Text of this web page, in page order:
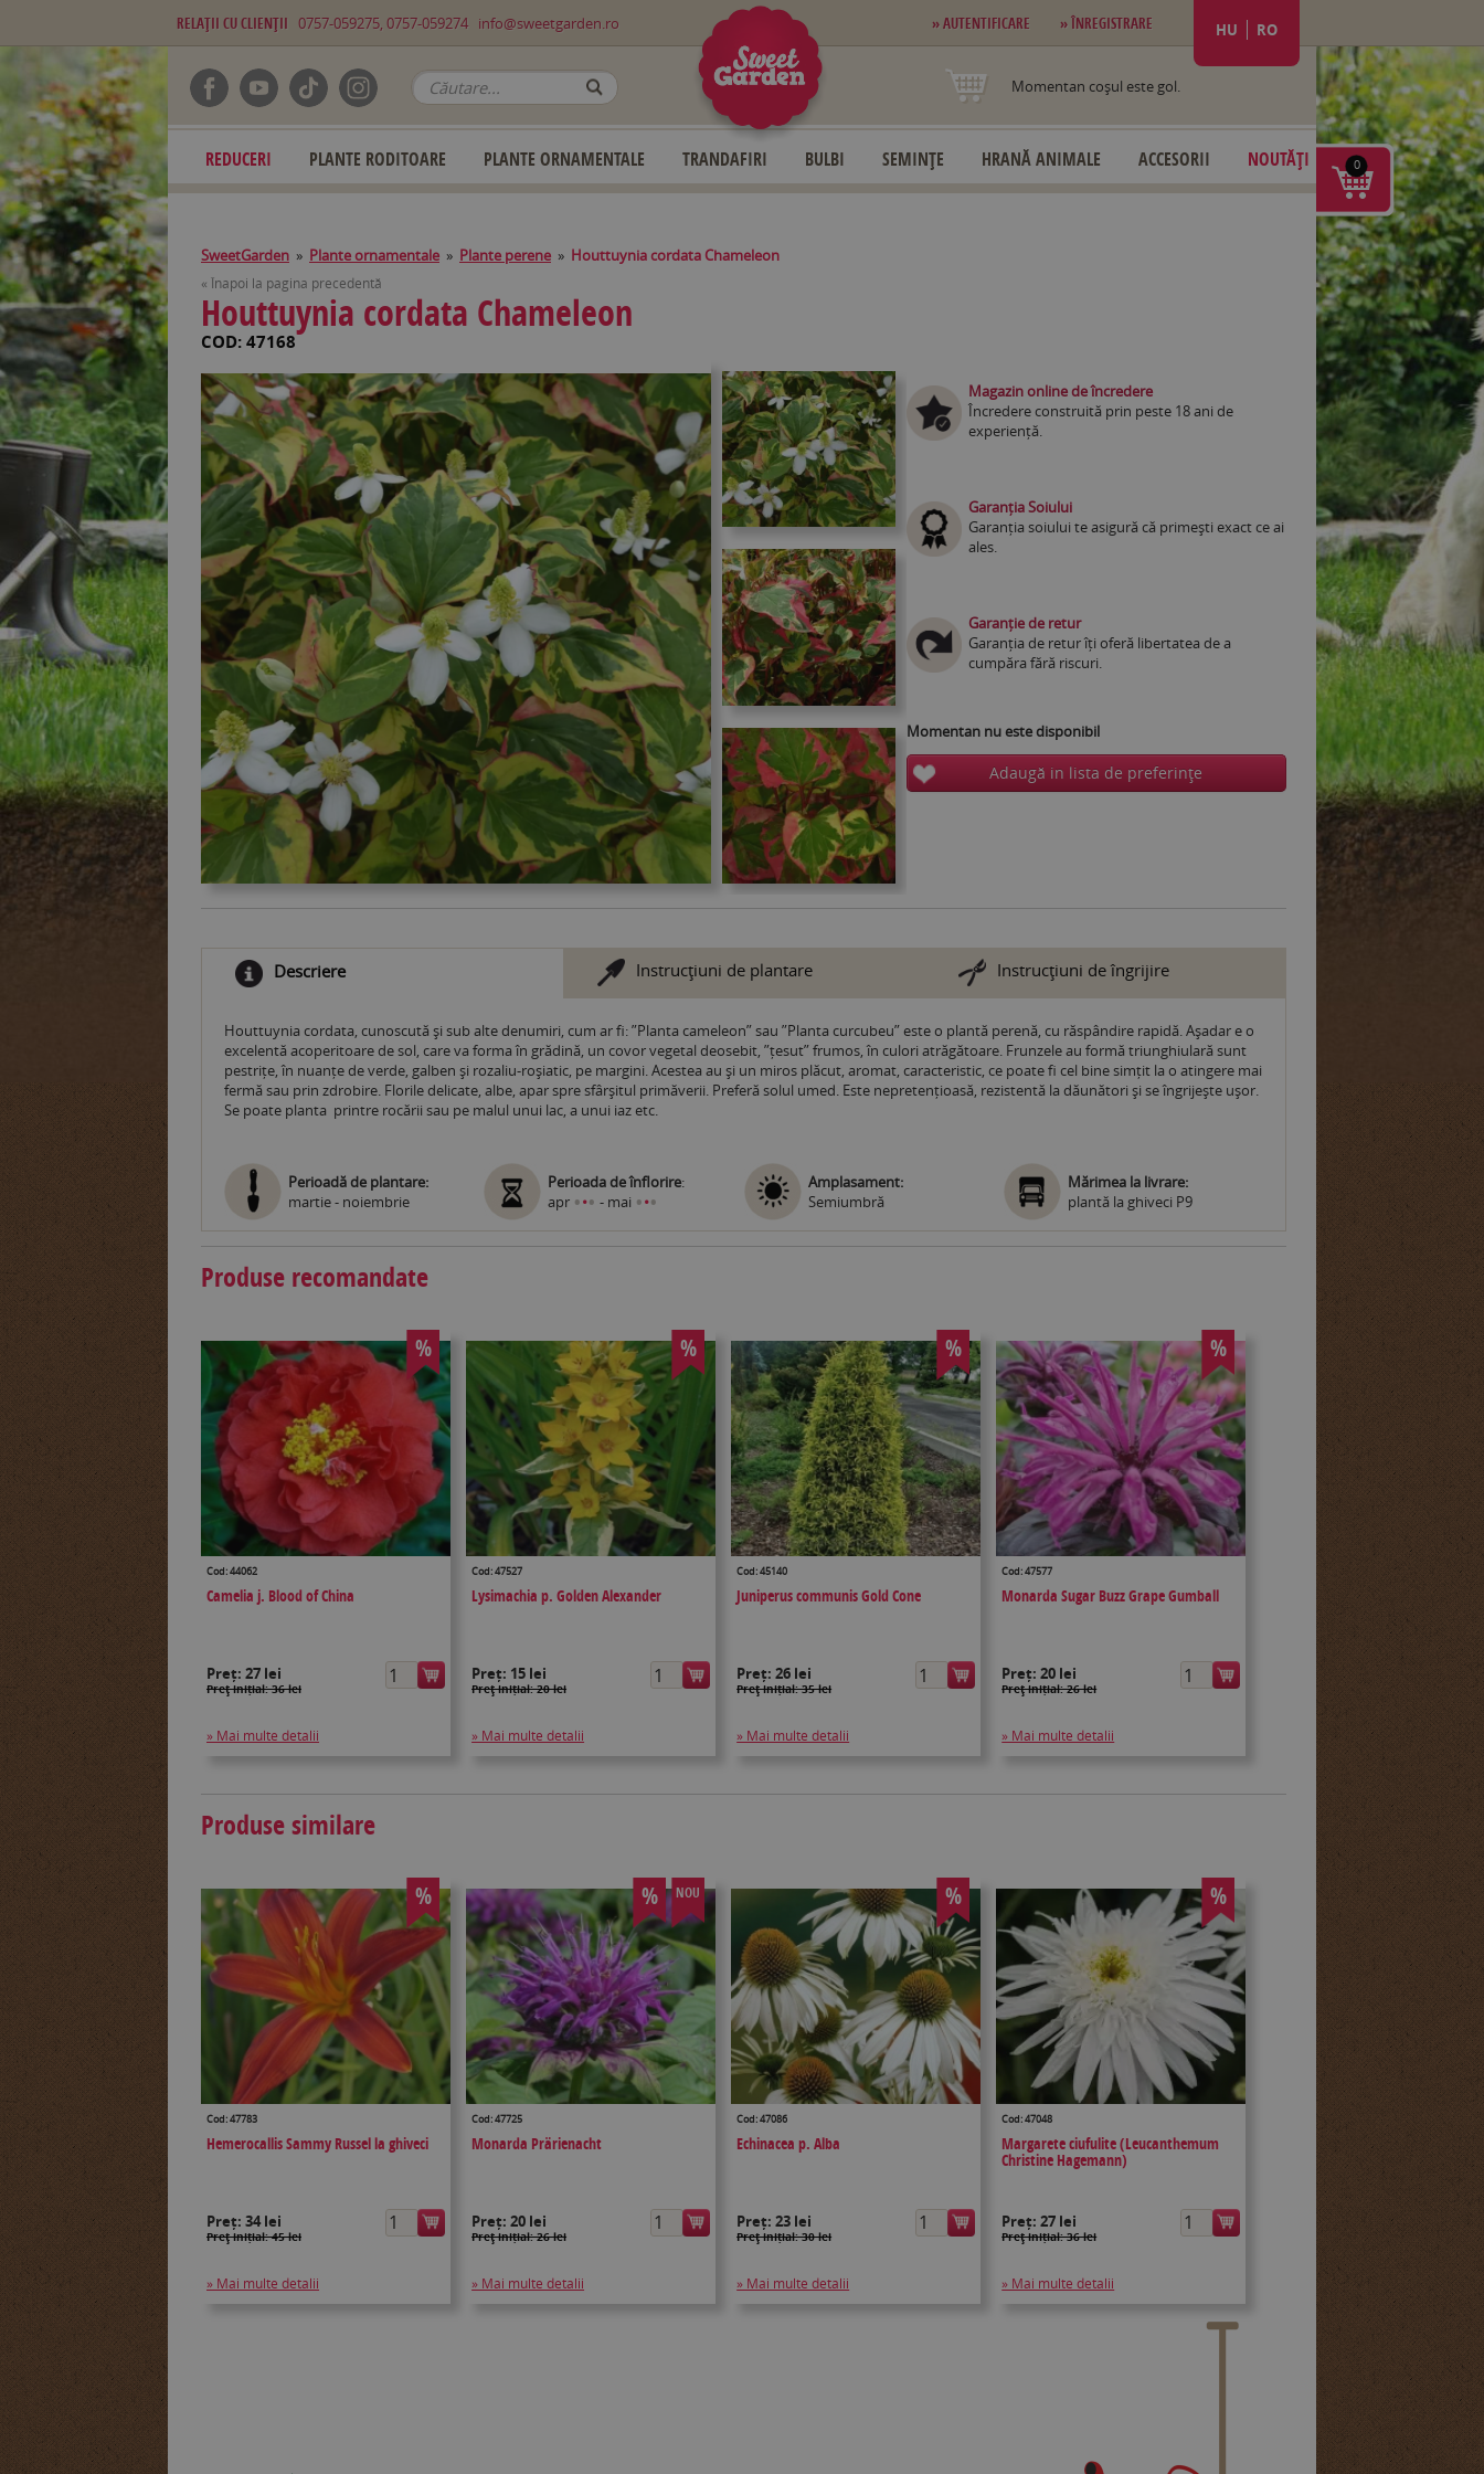
RELAŢII CU CLIENŢII 0757-059275, 0757-059274 info@sweetgarden.ro » AUTENTIFICARE » ÎNREGISTRARE HU RO
Momentan coşul este gol.
REDUCERI PLANTE RODITOARE PLANTE ORNAMENTALE TRANDAFIRI BULBI SEMINȚE HRANĂ ANIMALE ACCESORII NOUTĂȚI
SweetGarden » Plante ornamentale » Plante perene » Houttuynia cordata Chameleon
« Înapoi la pagina precedentă
Houttuynia cordata Chameleon
COD: 47168
Magazin online de încredere
Încredere construită prin peste 18 ani de
experiență.
Garanția Soiului
Garanția soiului te asigură că primești exact ce ai
ales.
Garanție de retur
Garanția de retur îți oferă libertatea de a
cumpăra fără riscuri.
Momentan nu este disponibil
Adaugă in lista de preferinţe
Descriere Instrucţiuni de plantare Instrucţiuni de îngrijire
Houttuynia cordata, cunoscută și sub alte denumiri, cum ar fi: ”Planta cameleon” sau ”Planta curcubeu” este o plantă perenă, cu răspândire rapidă. Așadar e o
excelentă acoperitoare de sol, care va forma în grădină, un covor vegetal deosebit, ”țesut” frumos, în culori atrăgătoare. Frunzele au formă triunghiulară sunt
pestrițe, în nuanțe de verde, galben și rozaliu-roșiatic, pe margini. Acestea au și un miros plăcut, aromat, caracteristic, ce poate fi cel bine simțit la o atingere mai
fermă sau prin zdrobire. Florile delicate, albe, apar spre sfârșitul primăverii. Preferă solul umed. Este nepretențioasă, rezistentă la dăunători și se îngrijește ușor.
Se poate planta printre rocării sau pe malul unui lac, a unui iaz etc.
Perioadă de plantare:
martie - noiembrie
Perioada de înflorire:
apr ••• - mai •••
Amplasament:
Semiumbră
Mărimea la livrare:
plantă la ghiveci P9
Produse recomandate
%
Cod: 44062
Camelia j. Blood of China
Preț: 27 lei
Preţ inițial: 36 lei
» Mai multe detalii
%
Cod: 47527
Lysimachia p. Golden Alexander
Preț: 15 lei
Preţ inițial: 20 lei
» Mai multe detalii
%
Cod: 45140
Juniperus communis Gold Cone
Preț:26 lei
Preţ inițial: 35 lei
» Mai multe detalii
%
Cod: 47577
Monarda Sugar Buzz Grape Gumball
Preț:20 lei
Preţ inițial: 26 lei
» Mai multe detalii
Produse similare
%
Cod: 47783
Hemerocallis Sammy Russel la ghiveci
Preț: 34 lei
Preţ inițial: 45 lei
» Mai multe detalii
% NOU
Cod: 47725
Monarda Prärienacht
Preț:20 lei
Preţ inițial: 26 lei
» Mai multe detalii
%
Cod: 47086
Echinacea p. Alba
Preț:23 lei
Preţ inițial: 30 lei
» Mai multe detalii
%
Cod: 47048
Margarete ciufulite (Leucanthemum
Christine Hagemann)
Preț:27 lei
Preţ inițial: 36 lei
» Mai multe detalii
0